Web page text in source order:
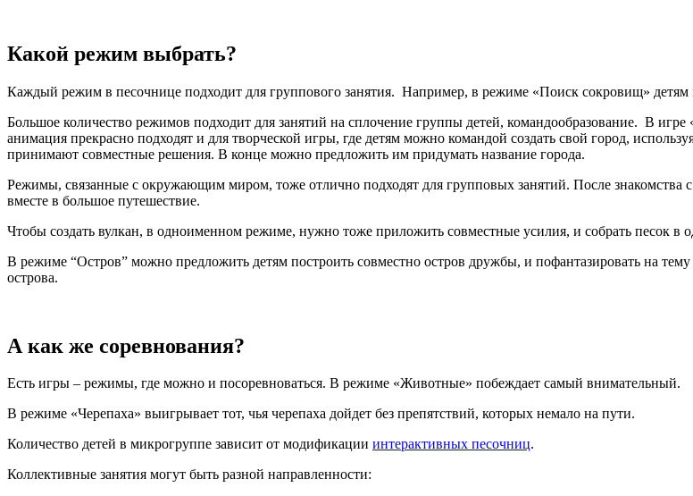
Какой режим выбрать?
Каждый режим в песочнице подходит для группового занятия. Например, в режиме «Поиск сокровищ» детям
Большое количество режимов подходит для занятий на сплочение группы детей, командообразование. В
анимация прекрасно подходят и для творческой игры, где детям можно командой создать свой город,
принимают совместные решения. В конце можно предложить им придумать название города.
Режимы, связанные с окружающим миром, тоже отлично подходят для групповых занятий. После знакомства с
вместе в большое путешествие.
Чтобы создать вулкан, в одноименном режиме, нужно тоже приложить совместные усилия, и собрать песок в
В режиме “Остров” можно предложить детям построить совместно остров дружбы, и пофантазировать на
острова.
А как же соревнования?
Есть игры – режимы, где можно и посоревноваться. В режиме «Животные» побеждает самый внимательный.
В режиме «Черепаха» выигрывает тот, чья черепаха дойдет без препятствий, которых немало на пути.
Количество детей в микрогруппе зависит от модификации интерактивных песочниц.
Коллективные занятия могут быть разной направленности: